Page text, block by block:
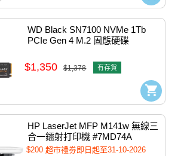
WD Black SN7100 NVMe 1Tb
PCIe Gen 4 M.2 固態硬碟
$1,350 $1,378 有存貨
HP LaserJet MFP M141w 無線三
合一鐳射打印機 #7MD74A
$200 超市禮劵即日起至31-10-2026